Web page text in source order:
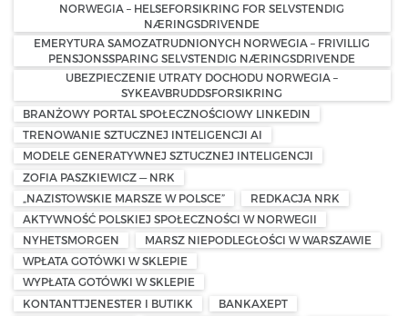
NORWEGIA – HELSEFORSIKRING FOR SELVSTENDIG
NÆRINGSDRIVENDE
EMERYTURA SAMOZATRUDNIONYCH NORWEGIA – FRIVILLIG
PENSJONSSPARING SELVSTENDIG NÆRINGSDRIVENDE
UBEZPIECZENIE UTRATY DOCHODU NORWEGIA –
SYKEAVBRUDDSFORSIKRING
BRANŻOWY PORTAL SPOŁECZNOŚCIOWY LINKEDIN
TRENOWANIE SZTUCZNEJ INTELIGENCJI AI
MODELE GENERATYWNEJ SZTUCZNEJ INTELIGENCJI
ZOFIA PASZKIEWICZ — NRK
„NAZISTOWSKIE MARSZE W POLSCE”
REDKACJA NRK
AKTYWNOŚĆ POLSKIEJ SPOŁECZNOŚCI W NORWEGII
NYHETSMORGEN
MARSZ NIEPODLEGŁOŚCI W WARSZAWIE
WPŁATA GOTÓWKI W SKLEPIE
WYPŁATA GOTÓWKI W SKLEPIE
KONTANTTJENESTER I BUTIKK
BANKAXEPT